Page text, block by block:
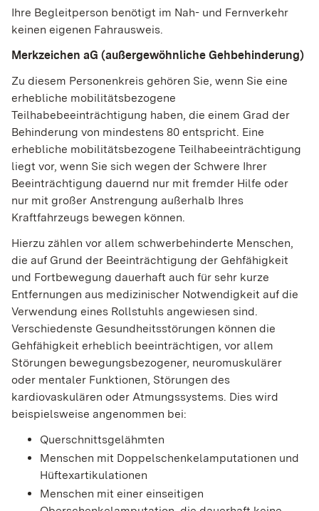
Ihre Begleitperson benötigt im Nah- und Fernverkehr
keinen eigenen Fahrausweis.
Merkzeichen aG (außergewöhnliche Gehbehinderung)
Zu diesem Personenkreis gehören Sie, wenn Sie eine
erhebliche mobilitätsbezogene
Teilhabebeeinträchtigung haben, die einem Grad der
Behinderung von mindestens 80 entspricht. Eine
erhebliche mobilitätsbezogene Teilhabeeinträchtigung
liegt vor, wenn Sie sich wegen der Schwere Ihrer
Beeinträchtigung dauernd nur mit fremder Hilfe oder
nur mit großer Anstrengung außerhalb Ihres
Kraftfahrzeugs bewegen können.
Hierzu zählen vor allem schwerbehinderte Menschen,
die auf Grund der Beeinträchtigung der Gehfähigkeit
und Fortbewegung dauerhaft auch für sehr kurze
Entfernungen aus medizinischer Notwendigkeit auf die
Verwendung eines Rollstuhls angewiesen sind.
Verschiedenste Gesundheitsstörungen können die
Gehfähigkeit erheblich beeinträchtigen, vor allem
Störungen bewegungsbezogener, neuromuskulärer
oder mentaler Funktionen, Störungen des
kardiovaskulären oder Atmungssystems. Dies wird
beispielsweise angenommen bei:
Querschnittsgelähmten
Menschen mit Doppelschenkelamputationen und
Hüftexartikulationen
Menschen mit einer einseitigen